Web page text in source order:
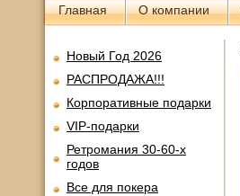
Главная О компании
Новый Год 2026
РАСПРОДАЖА!!!
Корпоративные подарки
VIP-подарки
Ретромания 30-60-х
годов
Все для покера